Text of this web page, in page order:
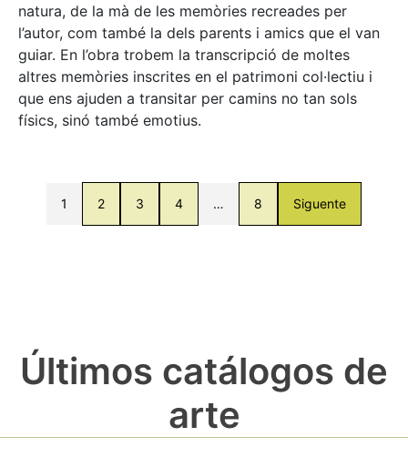
natura, de la mà de les memòries recreades per
l’autor, com també la dels parents i amics que el van
guiar. En l’obra trobem la transcripció de moltes
altres memòries inscrites en el patrimoni col·lectiu i
que ens ajuden a transitar per camins no tan sols
físics, sinó també emotius.
1 2 3 4 … 8 Siguente
Últimos catálogos de
arte